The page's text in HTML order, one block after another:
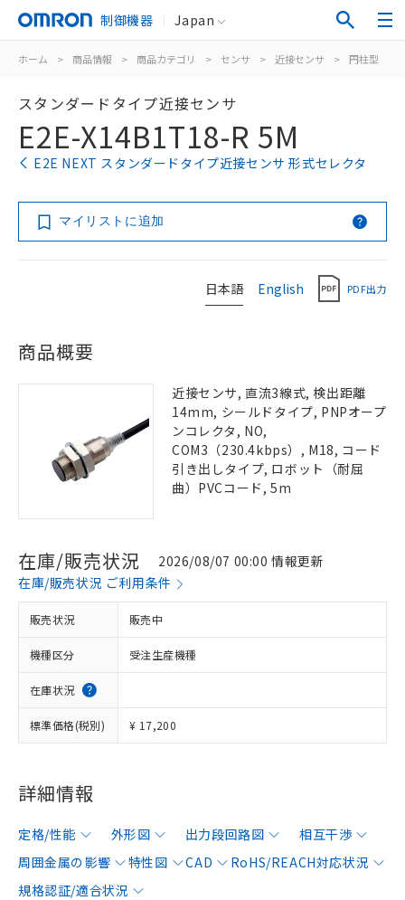
制御機器 Japan
ホーム > 商品情報 > 商品カテゴリ > センサ > 近接センサ > 円柱型
スタンダードタイプ近接センサ
E2E-X14B1T18-R 5M
E2E NEXT スタンダードタイプ近接センサ 形式セレクタ
マイリストに追加
日本語 English PDF出力
商品概要
近接センサ, 直流3線式, 検出距離
14mm, シールドタイプ, PNPオープ
ンコレクタ, NO,
COM3（230.4kbps）, M18, コード
引き出しタイプ, ロボット（耐屈
曲）PVCコード, 5m
在庫/販売状況
2026/08/07 00:00 情報更新
在庫/販売状況 ご利用条件
販売状況 販売中
機種区分 受注生産機種
在庫状況
標準価格(税別) ¥ 17,200
詳細情報
定格/性能 外形図 出力段回路図
相互干渉
周囲金属の影響
特性図 CAD
RoHS/REACH対応状況
規格認証/適合状況